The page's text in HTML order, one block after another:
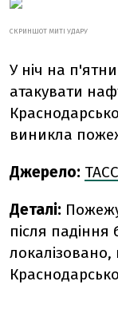
СКРИНШОТ МИТІ УДАРУ
У ніч на
атакувати
виникла
Джерело: ТАСС
Деталі:
після падіння